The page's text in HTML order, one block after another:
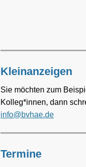
Kleinanzeigen
Sie möchten zum
Kolleg*innen, dann
info@bvhae.de
Termine